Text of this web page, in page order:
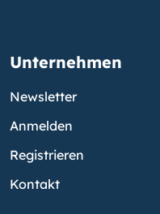
Unternehmen
Newsletter
Anmelden
Registrieren
Kontakt